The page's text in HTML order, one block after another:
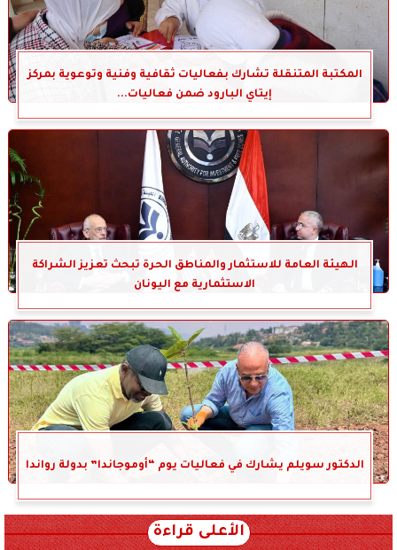
المكتبة المتنقلة تشارك بفعاليات ثقافية وفنية وتوعوية بمركز
إيتاي البارود ضمن فعاليات...
الهيئة العامة للاستثمار والمناطق الحرة تبحث تعزيز الشراكة
الاستثمارية مع اليونان
الدكتور سويلم يشارك في فعاليات يوم “أوموجاندا” بدولة رواندا
الأعلى قراءة